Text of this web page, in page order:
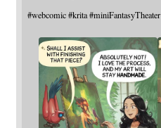
#webcomic #krita #miniFantasyTheater